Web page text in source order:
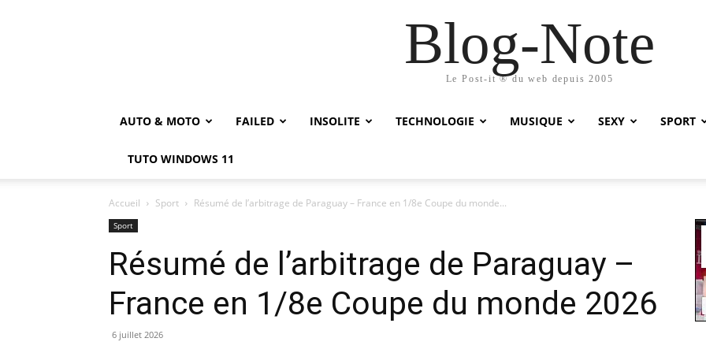
Blog-Note
Le Post-it ® du web depuis 2005
AUTO & MOTO FAILED INSOLITE TECHNOLOGIE MUSIQUE SEXY SPORT
TUTO WINDOWS 11
Accueil Sport Résumé de l’arbitrage de Paraguay – France en 1/8e Coupe du monde...
Sport
Résumé de l’arbitrage de Paraguay –
France en 1/8e Coupe du monde 2026
6 juillet 2026